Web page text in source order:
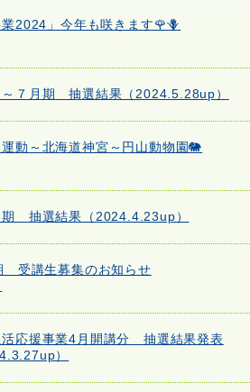
2024」今年も咲きます🌹🪻
～７月期 抽選結果（2024.5.28up）
動～北海道神宮～円山動物園🐘
期 抽選結果（2024.4.23up）
受講生募集のお知らせ
活応援事業4月開講分 抽選結果発表
）